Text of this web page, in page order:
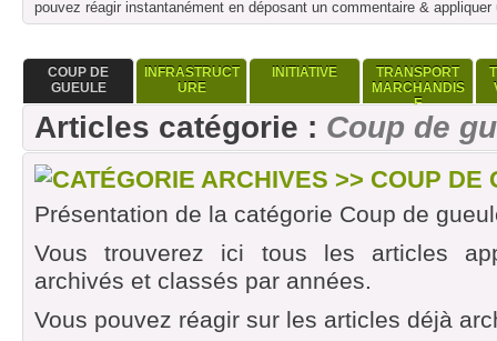
pouvez réagir instantanément en déposant un commentaire & appliquer
COUP DE
GUEULE
INFRASTRUCT
URE
INITIATIVE
TRANSPORT
MARCHANDIS
E
Articles catégorie : Coup de
CATÉGORIE ARCHIVES >> COUP DE
Présentation de la catégorie Coup de
Vous trouverez ici tous les articles
archivés et classés par années.
Vous pouvez réagir sur les articles déjà